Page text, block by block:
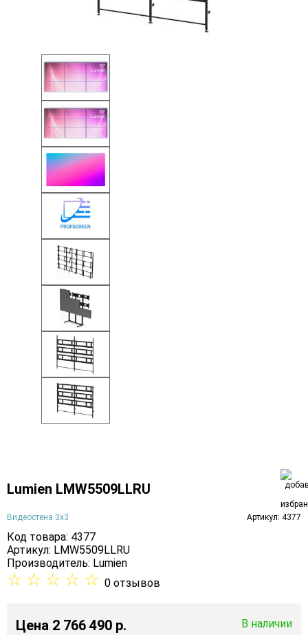
Lumien LMW5509LLRU
Видеостена 3х3 Артикул: 4377
Код товара: 4377
Артикул: LMW5509LLRU
Производитель: Lumien
☆ ☆ ☆ ☆ ☆ 0 отзывов
Цена 2 766 490 p. В наличии